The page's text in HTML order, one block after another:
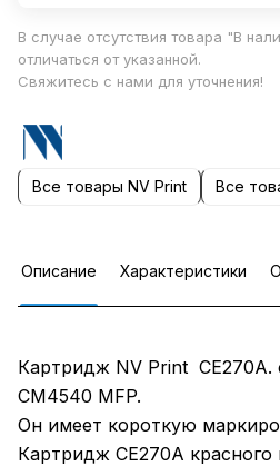
В случае отсутствия товара "В
отличаться от указанной.
Свяжитесь с нами для уточнения!
Все товары NV Print Все
Описание Характеристики
Картридж NV Print CE270A.
CM4540 MFP.
Он имеет короткую
Картридж CE270A